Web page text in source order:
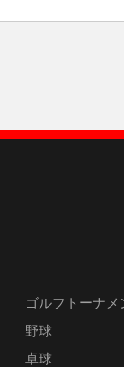
ゴルフトーナメ
野球
卓球